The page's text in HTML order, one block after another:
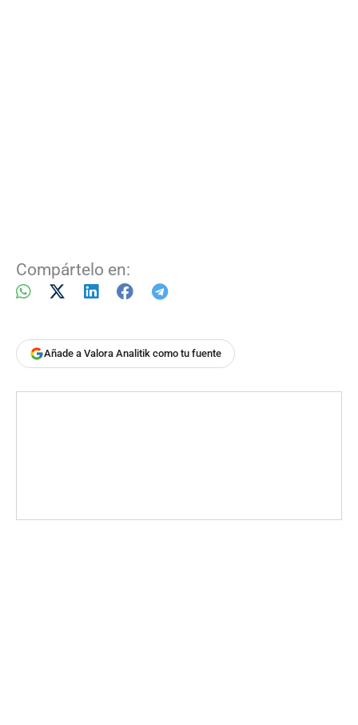
Compártelo en:
Añade a Valora Analitik como tu fuente